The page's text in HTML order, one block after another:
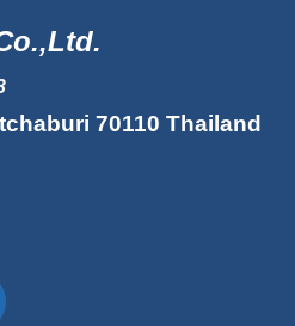
70110 Thailand